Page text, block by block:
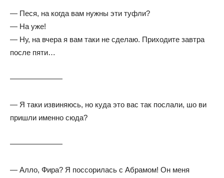
— Песя, на когда вам нужны эти туфли?
— На уже!
— Ну, на вчера я вам таки не сделаю. Приходите завтра
после пяти…
———————
— Я таки извиняюсь, но куда это вас так послали, шо ви
пришли именно сюда?
———————
— Алло, Фира? Я поссорилась с Абрамом! Он меня